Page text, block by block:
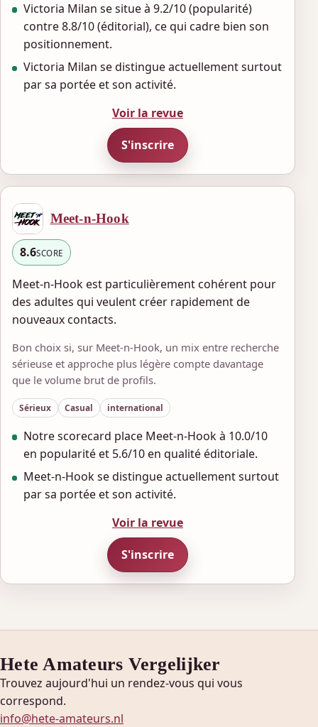
Victoria Milan se situe à 9.2/10 (popularité)
contre 8.8/10 (éditorial), ce qui cadre bien son
positionnement.
Victoria Milan se distingue actuellement surtout
par sa portée et son activité.
Voir la revue
S'inscrire
Meet-n-Hook
8.6SCORE
Meet-n-Hook est particulièrement cohérent pour
des adultes qui veulent créer rapidement de
nouveaux contacts.
Bon choix si, sur Meet-n-Hook, un mix entre recherche
sérieuse et approche plus légère compte davantage
que le volume brut de profils.
Sérieux Casual international
Notre scorecard place Meet-n-Hook à 10.0/10
en popularité et 5.6/10 en qualité éditoriale.
Meet-n-Hook se distingue actuellement surtout
par sa portée et son activité.
Voir la revue
S'inscrire
Hete Amateurs Vergelijker
Trouvez aujourd'hui un rendez-vous qui vous
correspond.
info@hete-amateurs.nl